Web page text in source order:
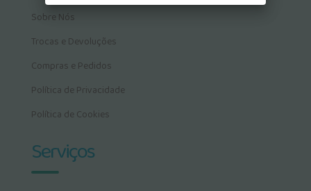
Sobre Nós
Trocas e Devoluções
Compras e Pedidos
Política de Privacidade
Política de Cookies
Serviços